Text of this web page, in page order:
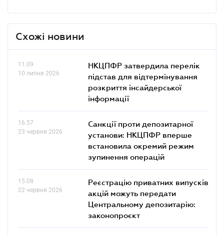
Схожі новини
11.09
10 липня 2026
НКЦПФР затвердила перелік
підстав для відтермінування
розкриття інсайдерської
інформації
16.57
23 червня 2026
Санкції проти депозитарної
установи: НКЦПФР вперше
встановила окремий режим
зупинення операцій
15.08
22 червня 2026
Реєстрацію приватних випусків
акцій можуть передати
Центральному депозитарію:
законопроєкт